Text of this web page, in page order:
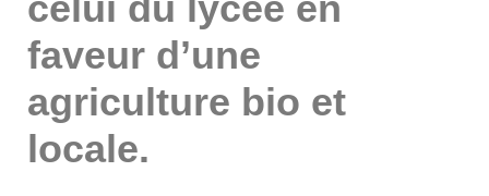
faveur d’une
agriculture bio et
locale.